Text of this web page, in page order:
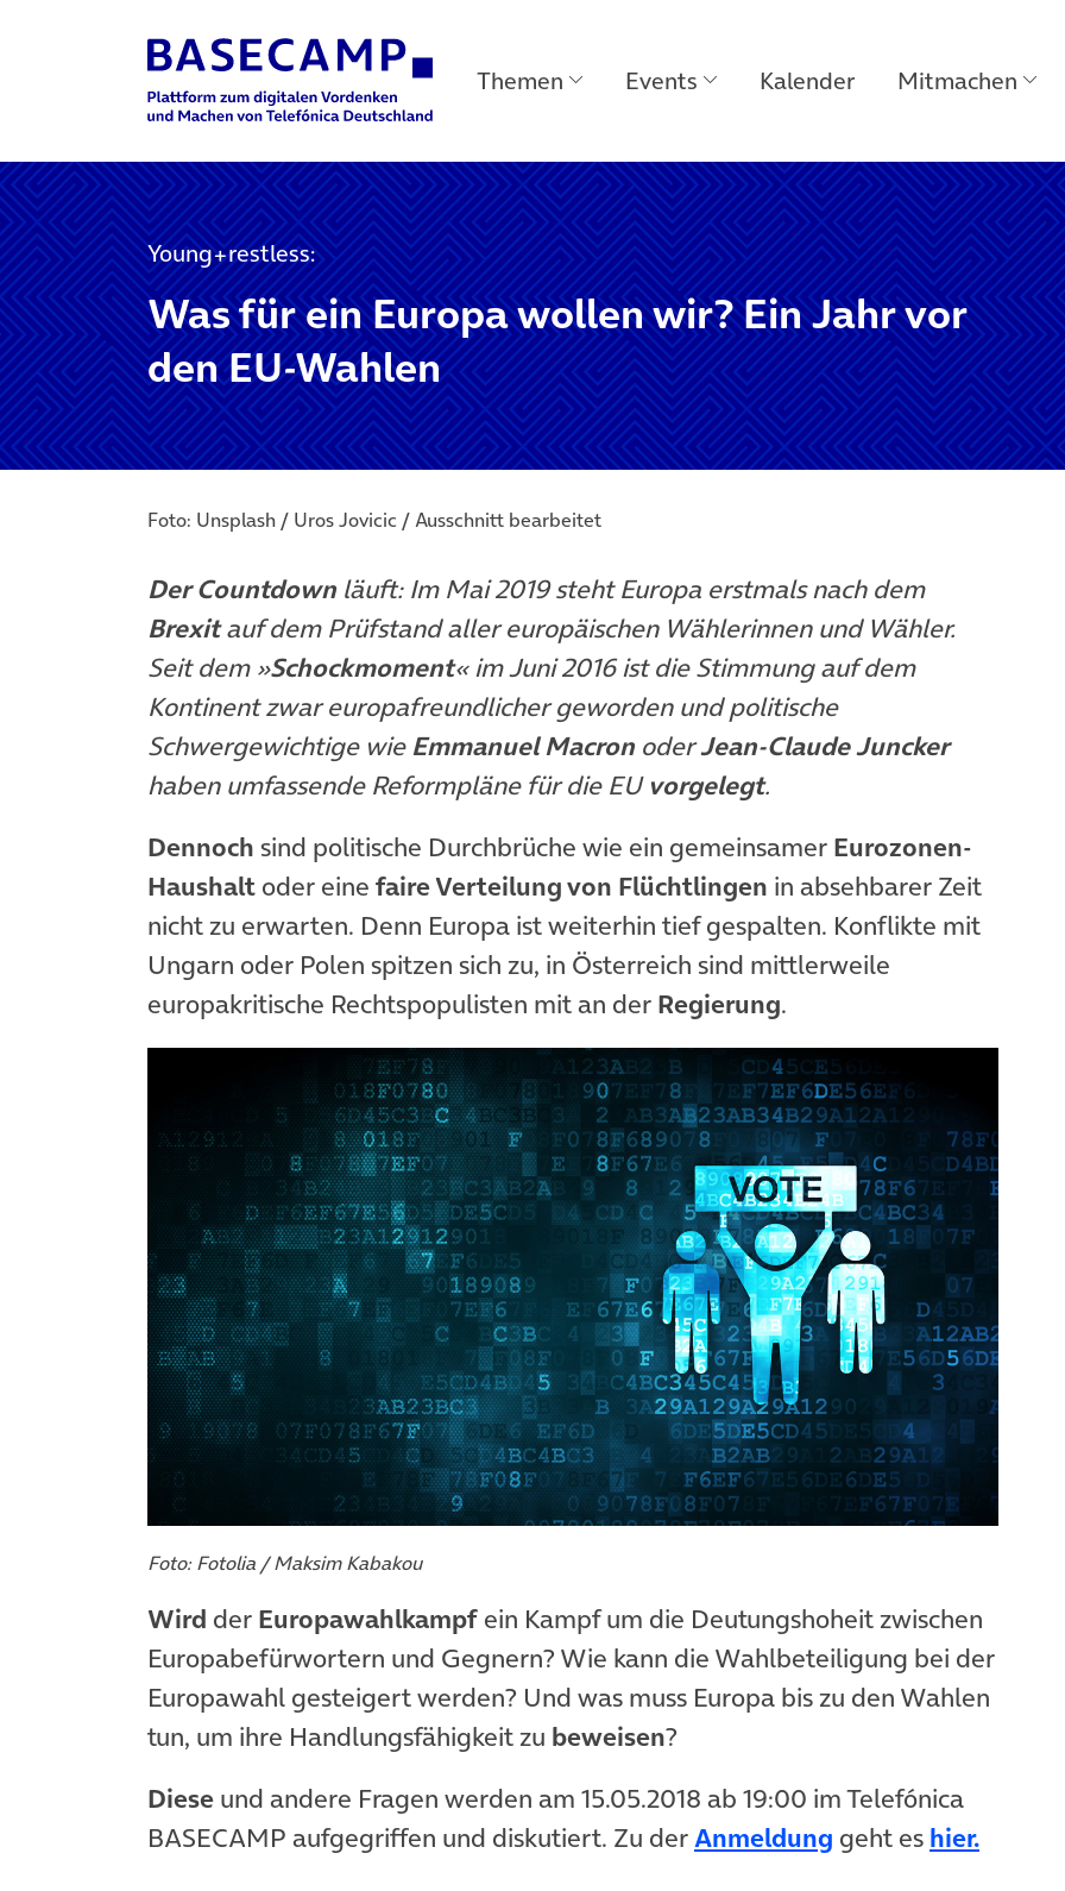
Main Navigation Themen Events Kalender Mitmachen
Young+restless:
Was für ein Europa wollen wir? Ein Jahr vor
den EU-Wahlen
Foto: Unsplash / Uros Jovicic / Ausschnitt bearbeitet
Der Countdown läuft: Im Mai 2019 steht Europa erstmals nach dem
Brexitauf dem Prüfstand aller europäischen Wählerinnen und Wähler.
Seit dem »Schockmoment« im Juni 2016 ist die Stimmung auf dem
Kontinent zwar europafreundlicher geworden und politische
Schwergewichtige wieEmmanuel Macron oderJean-Claude Juncker
haben umfassende Reformpläne für die EUvorgelegt.
Dennoch sind politische Durchbrüche wie ein gemeinsamer Eurozonen-
Haushalt oder eine faire Verteilung von Flüchtlingen in absehbarer Zeit
nicht zu erwarten. Denn Europa ist weiterhin tief gespalten. Konflikte mit
Ungarn oder Polen spitzen sich zu, in Österreich sind mittlerweile
europakritische Rechtspopulisten mit an der Regierung.
Foto: Fotolia / Maksim Kabakou
Wird der Europawahlkampf ein Kampf um die Deutungshoheit zwischen
Europabefürwortern und Gegnern? Wie kann die Wahlbeteiligung bei der
Europawahl gesteigert werden? Und was muss Europa bis zu den Wahlen
tun, um ihre Handlungsfähigkeit zu beweisen?
Diese und andere Fragen werden am 15.05.2018 ab 19:00 im Telefónica
BASECAMP aufgegriffen und diskutiert. Zu derAnmeldung (öffnet in neuem
geht es hier.(öffnet